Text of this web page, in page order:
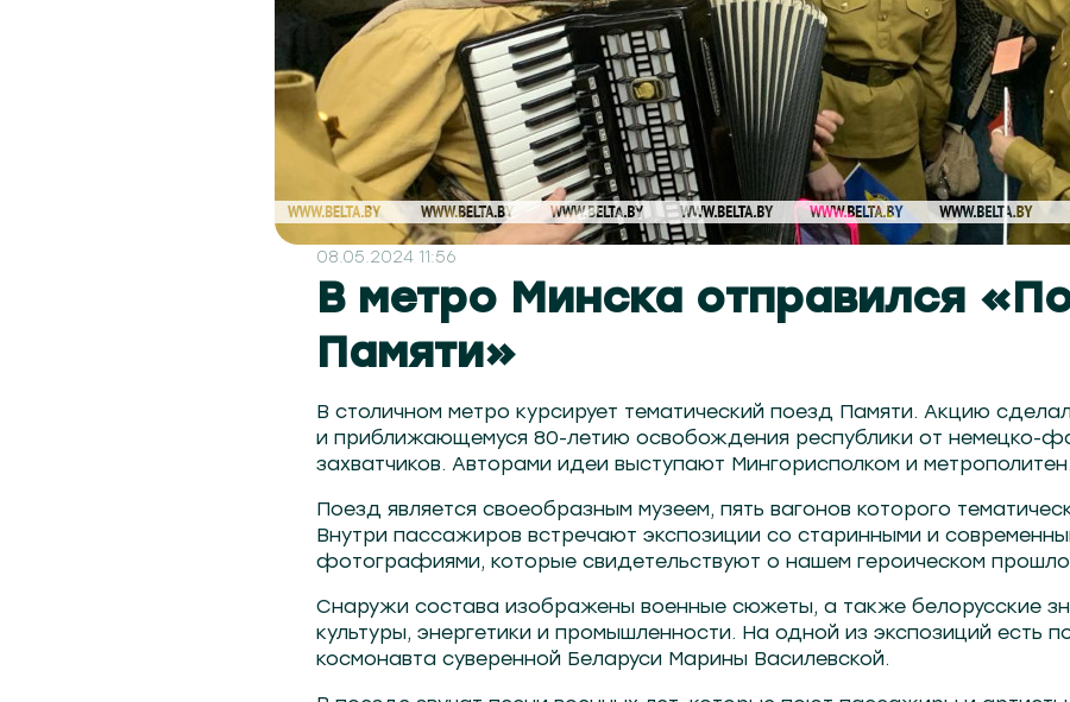
08.05.2024 11:56
В метро Минска отправился
Памяти»
В столичном метро курсирует тематический поезд Памяти. Акцию
и приближающемуся 80-летию освобождения республики от немецко-
захватчиков. Авторами идеи выступают Мингорисполком и метрополитен.
Поезд является своеобразным музеем, пять вагонов которого
Внутри пассажиров встречают экспозиции со старинными и
фотографиями, которые свидетельствуют о нашем героическом
Снаружи состава изображены военные сюжеты, а также белорусские
культуры, энергетики и промышленности. На одной из экспозиций есть
космонавта суверенной Беларуси Марины Василевской.